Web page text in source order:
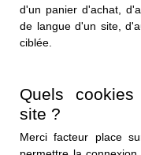
d'un panier d'achat,
de langue d'un site,
ciblée.
Quels
site ?
Merci facteur place